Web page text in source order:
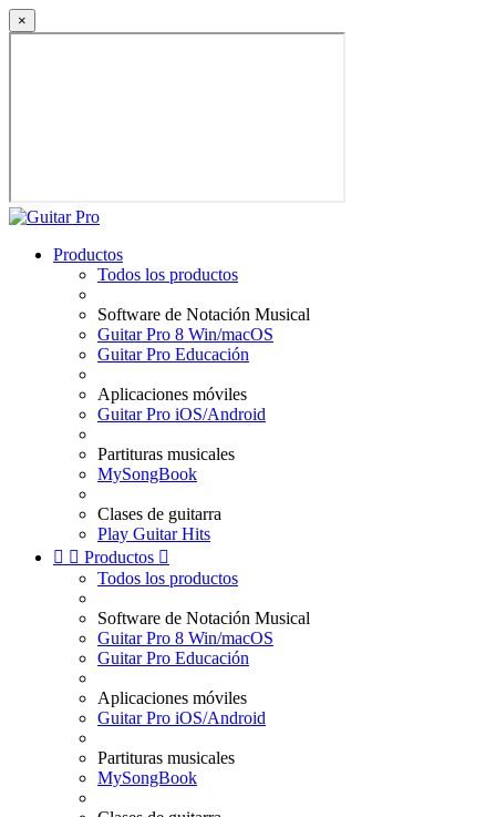
×
Productos
Todos los productos
Software de Notación Musical
Guitar Pro 8 Win/macOS
Guitar Pro Educación
Aplicaciones móviles
Guitar Pro iOS/Android
Partituras musicales
MySongBook
Clases de guitarra
Play Guitar Hits
  Productos 
Todos los productos
Software de Notación Musical
Guitar Pro 8 Win/macOS
Guitar Pro Educación
Aplicaciones móviles
Guitar Pro iOS/Android
Partituras musicales
MySongBook